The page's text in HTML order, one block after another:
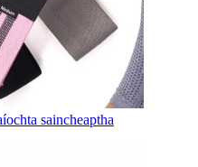
saincheaptha